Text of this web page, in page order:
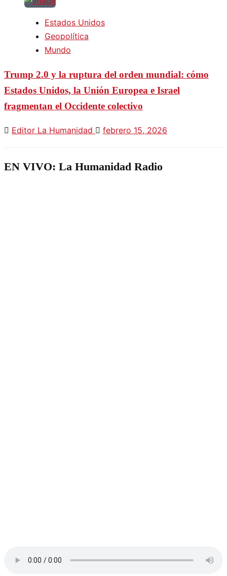
Estados Unidos
Geopolítica
Mundo
Trump 2.0 y la ruptura del orden mundial: cómo
Estados Unidos, la Unión Europea e Israel
fragmentan el Occidente colectivo
Editor La Humanidad febrero 15, 2026
EN VIVO: La Humanidad Radio